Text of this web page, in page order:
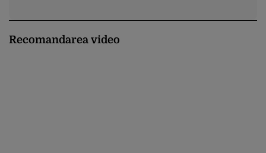
Recomandarea video